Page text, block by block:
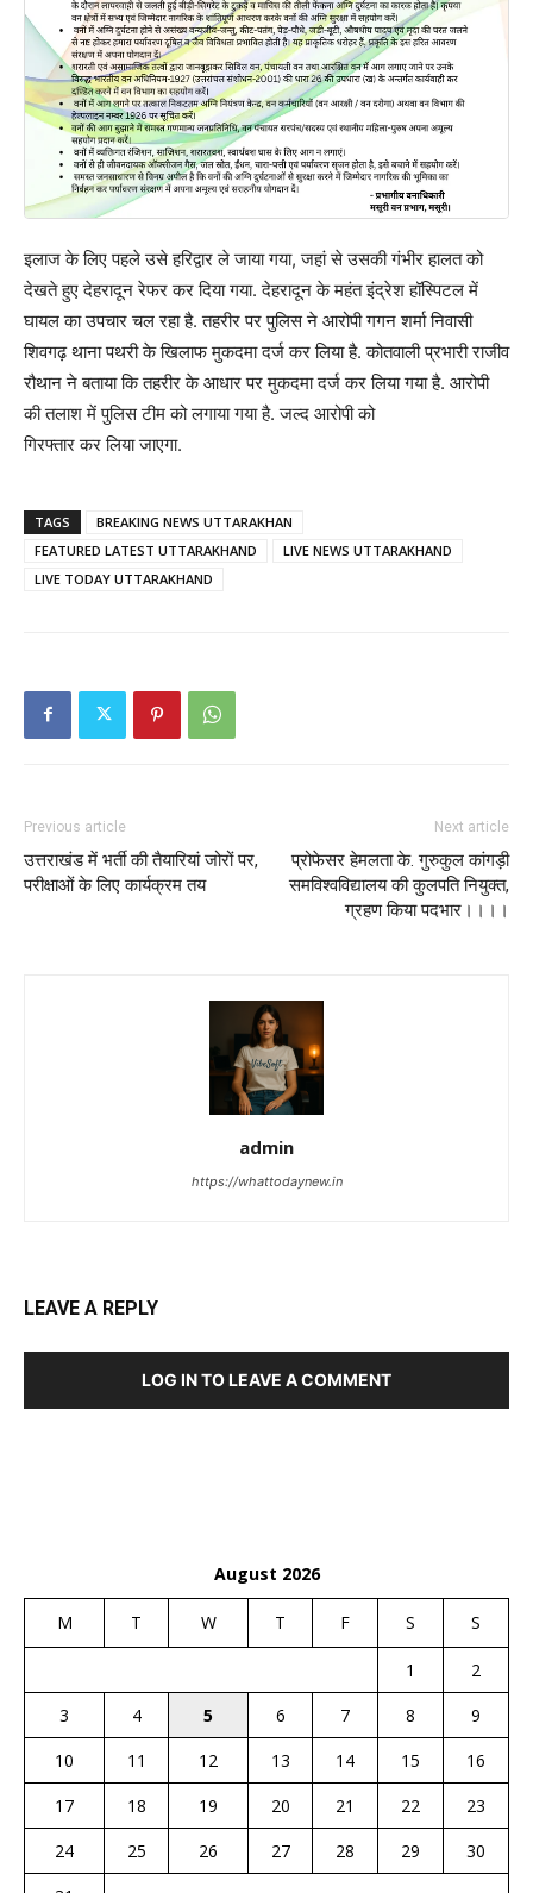
इलाज के लिए पहले उसे हरिद्वार ले जाया गया, जहां से उसकी गंभीर हालत को
देखते हुए देहरादून रेफर कर दिया गया. देहरादून के महंत इंद्रेश हॉस्पिटल में
घायल का उपचार चल रहा है. तहरीर पर पुलिस ने आरोपी गगन शर्मा निवासी
शिवगढ़ थाना पथरी के खिलाफ मुकदमा दर्ज कर लिया है. कोतवाली प्रभारी राजीव
रौथान ने बताया कि तहरीर के आधार पर मुकदमा दर्ज कर लिया गया है. आरोपी
की तलाश में पुलिस टीम को लगाया गया है. जल्द आरोपी को
गिरफ्तार कर लिया जाएगा.
TAGS
BREAKING NEWS UTTARAKHAN
FEATURED LATEST UTTARAKHAND
LIVE NEWS UTTARAKHAND
LIVE TODAY UTTARAKHAND
Previous article
उत्तराखंड में भर्ती की तैयारियां जोरों पर,
परीक्षाओं के लिए कार्यक्रम तय
Next article
प्रोफेसर हेमलता के. गुरुकुल कांगड़ी
समविश्वविद्यालय की कुलपति नियुक्त,
ग्रहण किया पदभार।।।।
admin
https://whattodaynew.in
LEAVE A REPLY
LOG IN TO LEAVE A COMMENT
August 2026
M T W T F S S
1
2
3
4 5 6 7 8
9
10
11 12 13 14 15
16
17
18 19 20 21 22
23
24
25 26 27 28 29
30